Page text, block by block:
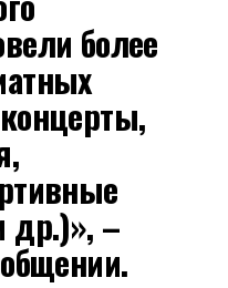
более
др.)», –